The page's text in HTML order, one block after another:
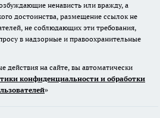
ненависть или вражду, а
достоинства, размещение ссылок не
не соблюдающих эти требования,
в надзорные и правоохранительные
действия на сайте, вы автоматически
конфиденциальности и обработки
»